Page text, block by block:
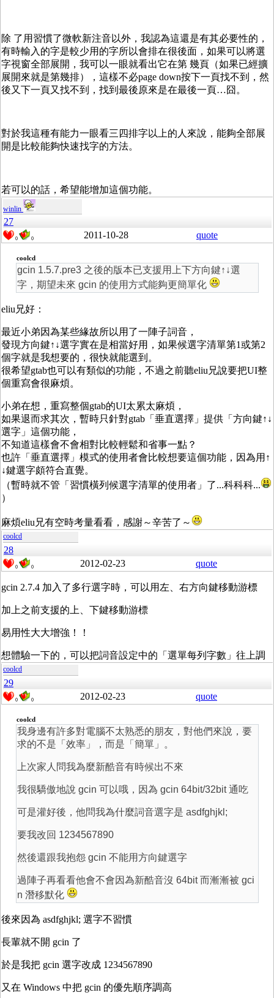
除 了用習慣了微軟新注音以外，我認為這還是有其必要性的，
有時輸入的字是較少用的字所以會排在很後面，如果可以將選
字視窗全部展開，我可以一眼就看出它在第 幾頁（如果已經擴
展開來就是第幾排），這樣不必page down按下一頁找不到，然
後又下一頁又找不到，找到最後原來是在最後一頁…囧。
對於我這種有能力一眼看三四排字以上的人來說，能夠全部展
開是比較能夠快速找字的方法。
若可以的話，希望能增加這個功能。
winlin
27
0 0 2011-10-28 quote
coolcd
gcin 1.5.7.pre3 之後的版本已支援用上下方向鍵↑↓選
字，期望未來 gcin 的使用方式能夠更簡單化
eliu兄好：
最近小弟因為某些緣故所以用了一陣子詞音，
發現方向鍵↑↓選字實在是相當好用，如果候選字清單第1或第2
個字就是我想要的，很快就能選到。
很希望gtab也可以有類似的功能，不過之前聽eliu兄說要把UI整
個重寫會很麻煩。
小弟在想，重寫整個gtab的UI太累太麻煩，
如果退而求其次，暫時只針對gtab「垂直選擇」提供「方向鍵↑↓
選字」這個功能，
不知道這樣會不會相對比較輕鬆和省事一點？
也許「垂直選擇」模式的使用者會比較想要這個功能，因為用↑
↓鍵選字頗符合直覺。
（暫時就不管「習慣橫列候選字清單的使用者」了...科科科...
）
麻煩eliu兄有空時考量看看，感謝～辛苦了～
coolcd
28
0 0 2012-02-23 quote
gcin 2.7.4 加入了多行選字時，可以用左、右方向鍵移動游標
加上之前支援的上、下鍵移動游標
易用性大大增強！！
想體驗一下的，可以把詞音設定中的「選單每列字數」往上調
coolcd
29
0 0 2012-02-23 quote
coolcd
我身邊有許多對電腦不太熟悉的朋友，對他們來說，要
求的不是「效率」，而是「簡單」。
上次家人問我為麼新酷音有時候出不來
我很驕傲地說 gcin 可以哦，因為 gcin 64bit/32bit 通吃
可是灌好後，他問我為什麼詞音選字是 asdfghjkl;
要我改回 1234567890
然後還跟我抱怨 gcin 不能用方向鍵選字
過陣子再看看他會不會因為新酷音沒 64bit 而漸漸被 gci
n 潛移默化
後來因為 asdfghjkl; 選字不習慣
長輩就不開 gcin 了
於是我把 gcin 選字改成 1234567890
又在 Windows 中把 gcin 的優先順序調高